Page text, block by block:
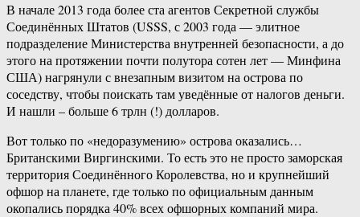
В начале 2013 года более ста агентов Секретной службы
Соединённых Штатов (USSS, с 2003 года — элитное
подразделение Министерства внутренней безопасности, а до
этого на протяжении почти полутора сотен лет — Минфина
США) нагрянули с внезапным визитом на острова по
соседству, чтобы поискать там уведённые от налогов деньги.
И нашли – больше 6 трлн (!) долларов.
Вот только по «недоразумению» острова оказались…
Британскими Виргинскими. То есть это не просто заморская
территория Соединённого Королевства, но и крупнейший
офшор на планете, где только по официальным данным
окопались порядка 40% всех офшорных компаний мира.